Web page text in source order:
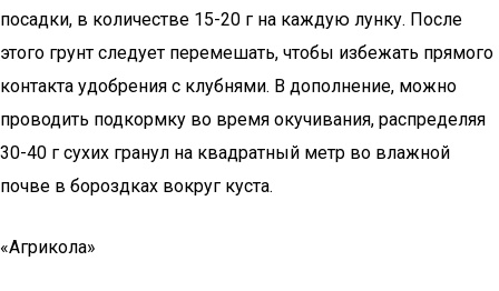
посадки, в количестве 15-20 г на каждую лунку. После
этого грунт следует перемешать, чтобы избежать прямого
контакта удобрения с клубнями. В дополнение, можно
проводить подкормку во время окучивания, распределяя
30-40 г сухих гранул на квадратный метр во влажной
почве в бороздках вокруг куста.
«Агрикола»